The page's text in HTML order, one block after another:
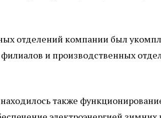
отделений компании был
и производственных
также